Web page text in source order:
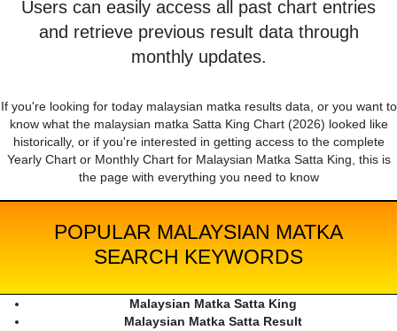
Users can easily access all past chart entries
and retrieve previous result data through
monthly updates.
If you're looking for today malaysian matka results data, or you want to
know what the malaysian matka Satta King Chart (2026) looked like
historically, or if you're interested in getting access to the complete
Yearly Chart or Monthly Chart for Malaysian Matka Satta King, this is
the page with everything you need to know
POPULAR MALAYSIAN MATKA
SEARCH KEYWORDS
Malaysian Matka Satta King
Malaysian Matka Satta Result